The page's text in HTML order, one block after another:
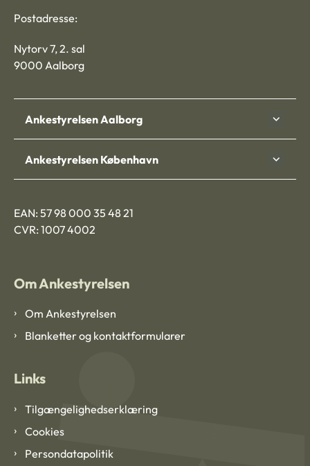
Postadresse:
Nytorv 7, 2. sal
9000 Aalborg
Ankestyrelsen Aalborg
Ankestyrelsen København
EAN: 57 98 000 35 48 21
CVR: 1007 4002
Om Ankestyrelsen
Om Ankestyrelsen
Blanketter og kontaktformularer
Links
Tilgængelighedserklæring
Cookies
Persondatapolitik